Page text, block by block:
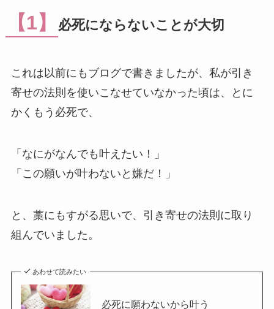
【1】 必死にならないことが大切
これは以前にもブログで書きましたが、私が引き
寄せの法則を使いこなせていなかった頃は、とに
かくもう必死で、
「なにがなんでも叶えたい！」
「この願いが叶わないと嫌だ！」
と、藁にもすがる思いで、引き寄せの法則に取り
組んでいました。
あわせて読みたい
必死に願わないから叶う